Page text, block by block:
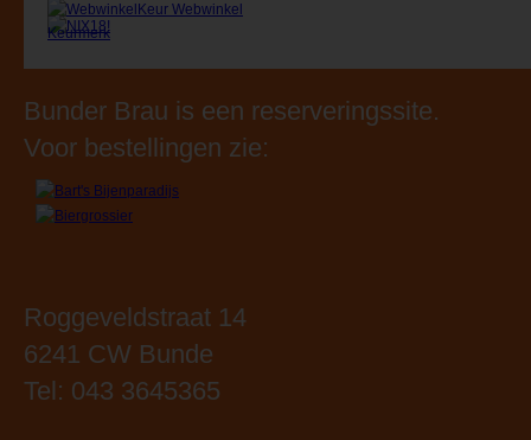
info@bunderbrau.nl
Realisatie:
Bunder Brau is een reserveringssite.